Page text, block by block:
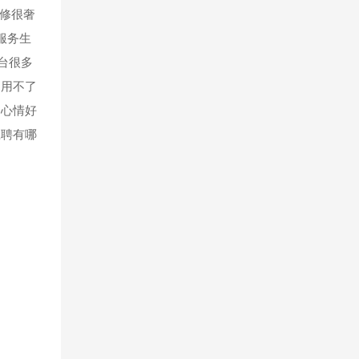
很奢
务生
很多
不了
情好
有哪